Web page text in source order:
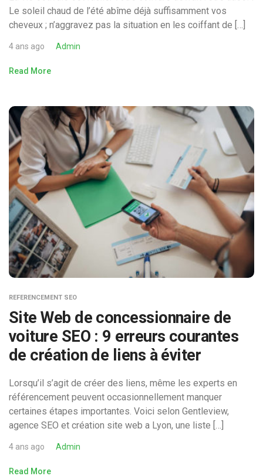
Le soleil chaud de l’été abîme déjà suffisamment vos
cheveux ; n’aggravez pas la situation en les coiffant de […]
4 ans ago Admin
Read More
REFERENCEMENT SEO
Site Web de concessionnaire de
voiture SEO : 9 erreurs courantes
de création de liens à éviter
Lorsqu’il s’agit de créer des liens, même les experts en
référencement peuvent occasionnellement manquer
certaines étapes importantes. Voici selon Gentleview,
agence SEO et création site web a Lyon, une liste […]
4 ans ago Admin
Read More